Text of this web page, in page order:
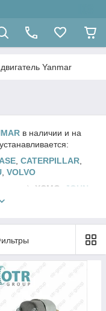
Yanmar
в наличии и на
устанавливается:
CATERPILLAR
VOLVO
XCMG
JOHN
,
,ATLAS COPCO,
,MOSA
мотора
сайте:www.otr-tyres.kz